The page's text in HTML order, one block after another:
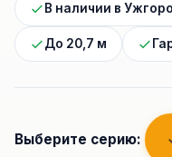
В наличии в
До 20,7 м
Выберите серию: